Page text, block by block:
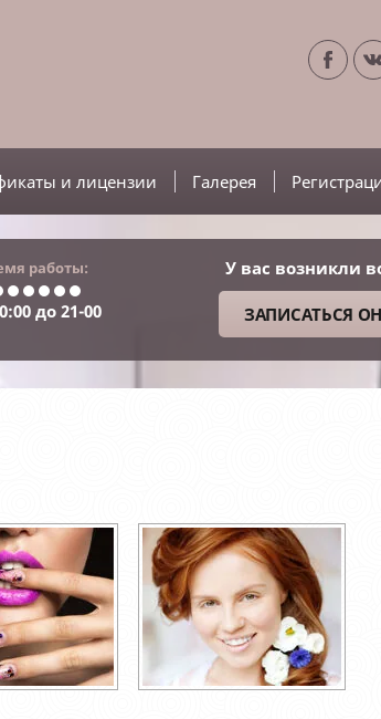
и лицензии Галерея
работы:
до 21-00
У вас возникли
ЗАПИСАТЬСЯ